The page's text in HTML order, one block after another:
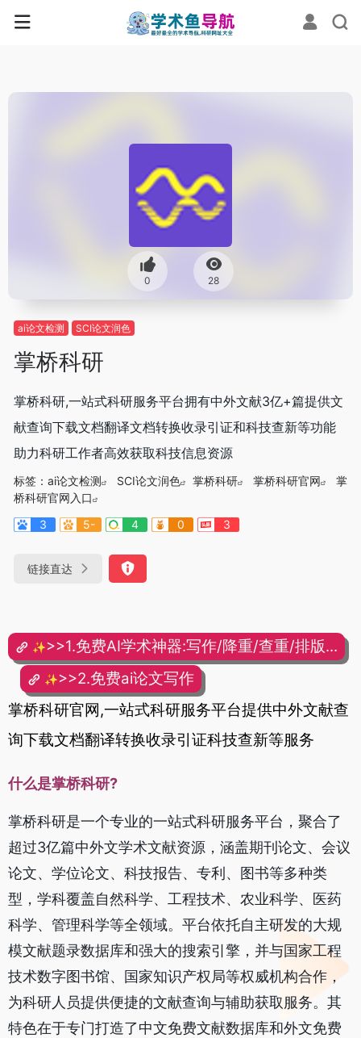
0 28
ai论文检测 SCI论文润色
掌桥科研
掌桥科研,一站式科研服务平台拥有中外文献3亿+篇提供文
献查询下载文档翻译文档转换收录引证和科技查新等功能
助力科研工作者高效获取科技信息资源
标签： ai论文检测 SCI论文润色 掌桥科研 掌桥科研官网
掌
桥科研官网入口
3
5- 4 0 3
链接直达
✨>>1.免费AI学术神器:写作/降重/查重/排版...
✨>>2.免费ai论文写作
掌桥科研官网,一站式科研服务平台提供中外文献查
询下载文档翻译转换收录引证科技查新等服务
什么是掌桥科研?
掌桥科研是一个专业的一站式科研服务平台，聚合了
超过3亿篇中外文学术文献资源，涵盖期刊论文、会议
论文、学位论文、科技报告、专利、图书等多种类
型，学科覆盖自然科学、工程技术、农业科学、医药
科学、管理科学等全领域。平台依托自主研发的大规
模文献题录数据库和强大的搜索引擎，并与国家工程
技术数字图书馆、国家知识产权局等权威机构合作，
为科研人员提供便捷的文献查询与辅助获取服务。其
特色在于专门打造了中文免费文献数据库和外文免费